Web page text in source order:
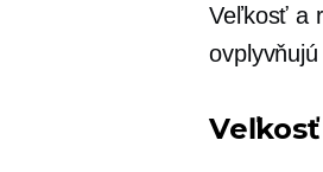
Veľkosť a
Veľkosť